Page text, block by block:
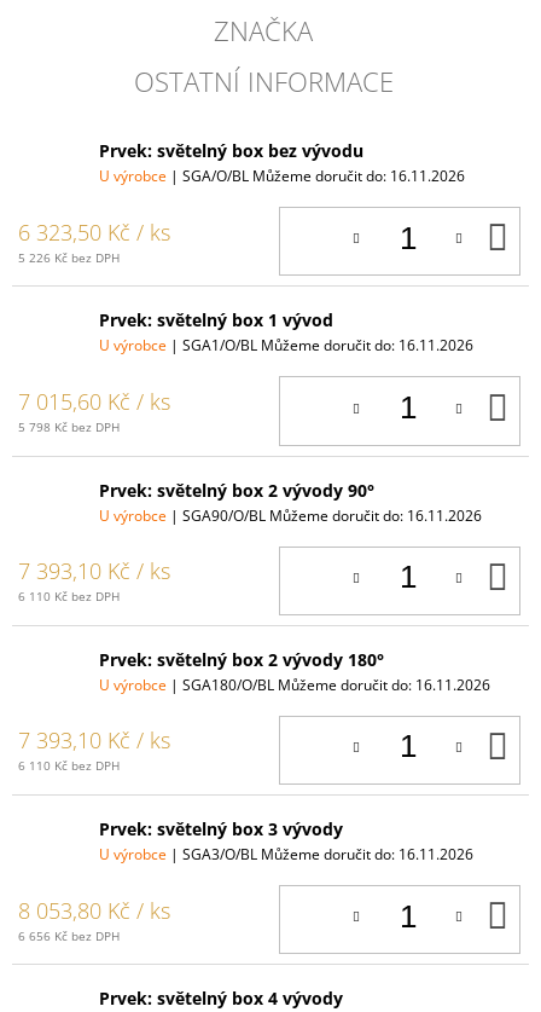
ZNAČKA
OSTATNÍ INFORMACE
Prvek: světelný box bez vývodu
U výrobce | SGA/O/BL Můžeme doručit do: 16.11.2026
6 323,50 Kč / ks
5 226 Kč bez DPH
Prvek: světelný box 1 vývod
U výrobce | SGA1/O/BL Můžeme doručit do: 16.11.2026
7 015,60 Kč / ks
5 798 Kč bez DPH
Prvek: světelný box 2 vývody 90°
U výrobce | SGA90/O/BL Můžeme doručit do: 16.11.2026
7 393,10 Kč / ks
6 110 Kč bez DPH
Prvek: světelný box 2 vývody 180°
U výrobce | SGA180/O/BL Můžeme doručit do: 16.11.2026
7 393,10 Kč / ks
6 110 Kč bez DPH
Prvek: světelný box 3 vývody
U výrobce | SGA3/O/BL Můžeme doručit do: 16.11.2026
8 053,80 Kč / ks
6 656 Kč bez DPH
Prvek: světelný box 4 vývody